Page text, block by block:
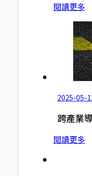
閱讀更多
2025-05-
跨產業
閱讀更多